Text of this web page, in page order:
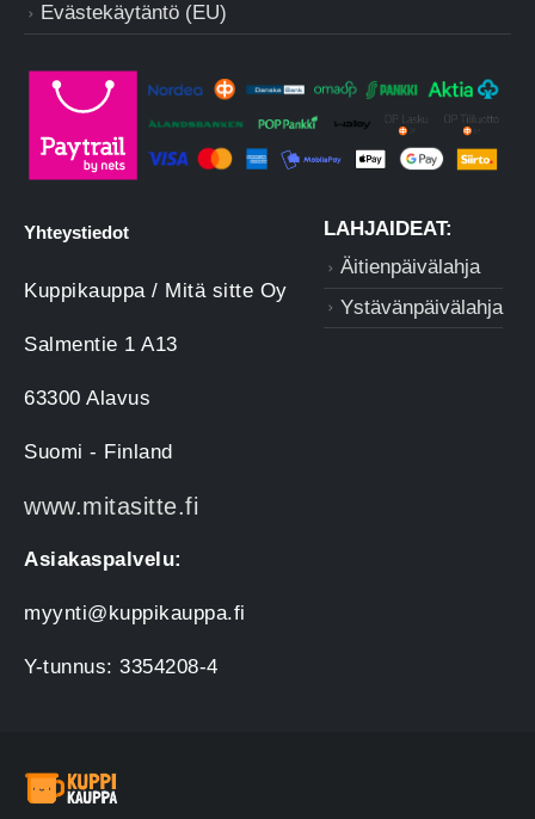
Evästekäytäntö (EU)
Yhteystiedot
Kuppikauppa / Mitä sitte Oy
Salmentie 1 A13
63300 Alavus
Suomi - Finland
www.mitasitte.fi
Asiakaspalvelu:
myynti@kuppikauppa.fi
Y-tunnus: 3354208-4
LAHJAIDEAT:
Äitienpäivälahja
Ystävänpäivälahja